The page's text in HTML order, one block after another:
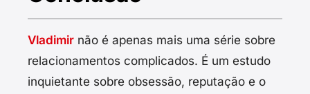
Vladimir não é apenas mais uma série sobre
relacionamentos complicados. É um estudo
inquietante sobre obsessão, reputação e o